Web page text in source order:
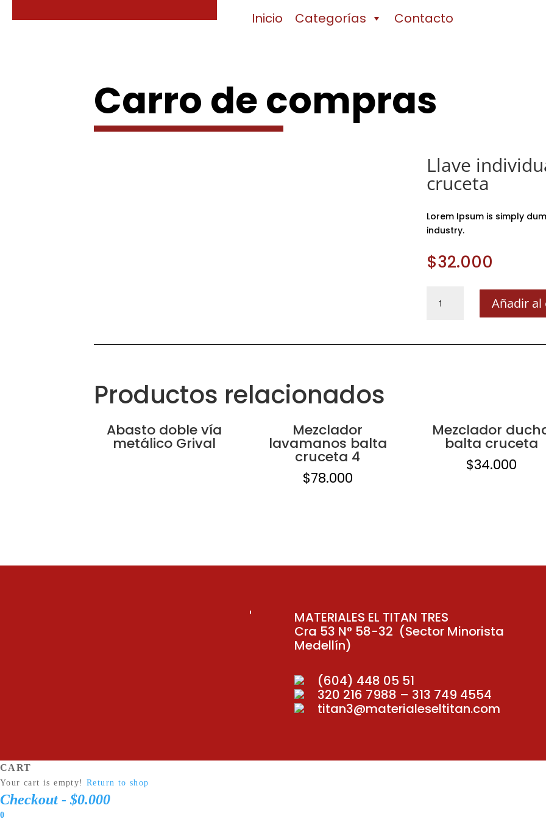
Inicio Categorías Contacto
Carro de compras
Llave
cruceta
Lorem Ipsum is simply
industry.
$32.000
individual
Añadir al
Productos relacionados
Abasto doble vía
metálico Grival
Mezclador
lavamanos balta
cruceta 4
$78.000
Mezclador
balta cruceta
$34.000
MATERIALES EL TITAN TRES
Cra 53 N° 58-32 (Sector Minorista
Medellín)
(604) 448 05 51
320 216 7988 – 313 749 4554
titan3@materialeseltitan.com
CART
Your cart is empty! Return to shop
Checkout - $0.000
0